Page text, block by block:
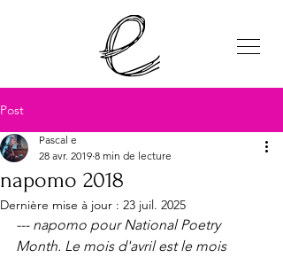
Post
napomo 2018
Pascal e
28 avr. 2019 8 min de lecture
Dernière mise à jour : 23 juil. 2025
--- napomo pour National Poetry
Month. Le mois d'avril est le mois